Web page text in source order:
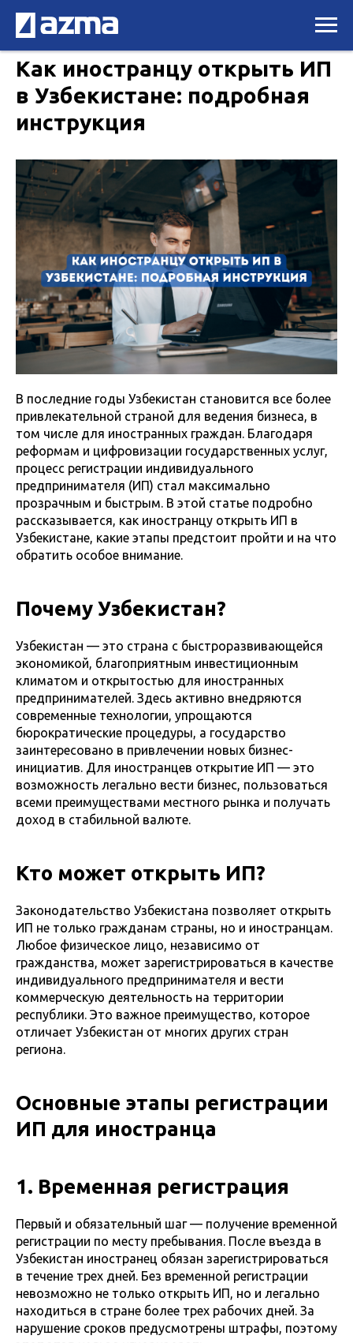
Как иностранцу открыть ИП
в Узбекистане: подробная
инструкция
В последние годы Узбекистан становится все более
привлекательной страной для ведения бизнеса, в
том числе для иностранных граждан. Благодаря
реформам и цифровизации государственных услуг,
процесс регистрации индивидуального
предпринимателя (ИП) стал максимально
прозрачным и быстрым. В этой статье подробно
рассказывается, как иностранцу открыть ИП в
Узбекистане, какие этапы предстоит пройти и на что
обратить особое внимание.
Почему Узбекистан?
Узбекистан — это страна с быстроразвивающейся
экономикой, благоприятным инвестиционным
климатом и открытостью для иностранных
предпринимателей. Здесь активно внедряются
современные технологии, упрощаются
бюрократические процедуры, а государство
заинтересовано в привлечении новых бизнес-
инициатив. Для иностранцев открытие ИП — это
возможность легально вести бизнес, пользоваться
всеми преимуществами местного рынка и получать
доход в стабильной валюте.
Кто может открыть ИП?
Законодательство Узбекистана позволяет открыть
ИП не только гражданам страны, но и иностранцам.
Любое физическое лицо, независимо от
гражданства, может зарегистрироваться в качестве
индивидуального предпринимателя и вести
коммерческую деятельность на территории
республики. Это важное преимущество, которое
отличает Узбекистан от многих других стран
региона.
Основные этапы регистрации
ИП для иностранца
1. Временная регистрация
Первый и обязательный шаг — получение временной
регистрации по месту пребывания. После въезда в
Узбекистан иностранец обязан зарегистрироваться
в течение трех дней. Без временной регистрации
невозможно не только открыть ИП, но и легально
находиться в стране более трех рабочих дней. За
нарушение сроков предусмотрены штрафы, поэтому